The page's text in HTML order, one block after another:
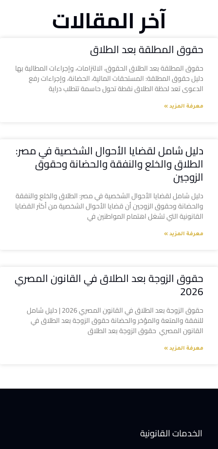
آخر المقالات
حقوق المطلقة بعد الطلاق
حقوق المطلقة بعد الطلاق الحقوق، الالتزامات، وإجراءات المطالبة بها
دليل حقوق المطلقة: المستحقات المالية، الحضانة، وإجراءات رفع
الدعوى تعد لحظة الطلاق نقطة تحول حاسمة تتطلب دراية
معرفة المزيد »
دليل شامل لقضايا الأحوال الشخصية في مصر:
الطلاق والخلع والنفقة والحضانة وحقوق
الزوجين
دليل شامل لقضايا الأحوال الشخصية في مصر: الطلاق والخلع والنفقة
والحضانة وحقوق الزوجين أن قضايا الأحوال الشخصية من أكثر القضايا
القانونية التي تشغل اهتمام المواطنين في
معرفة المزيد »
حقوق الزوجة بعد الطلاق في القانون المصري
2026
حقوق الزوجة بعد الطلاق في القانون المصري 2026 | دليل شامل
للنفقة والمتعة والمؤخر والحضانة حقوق الزوجة بعد الطلاق في
القانون المصري حقوق الزوجة بعد الطلاق
معرفة المزيد »
الخدمات القانونية